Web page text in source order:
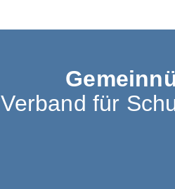
Verband für